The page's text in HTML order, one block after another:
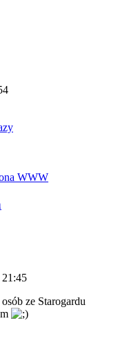
WWW
21:45
ze Starogardu